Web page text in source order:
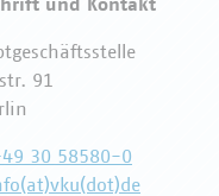
und Kontakt
91
30 58580-0